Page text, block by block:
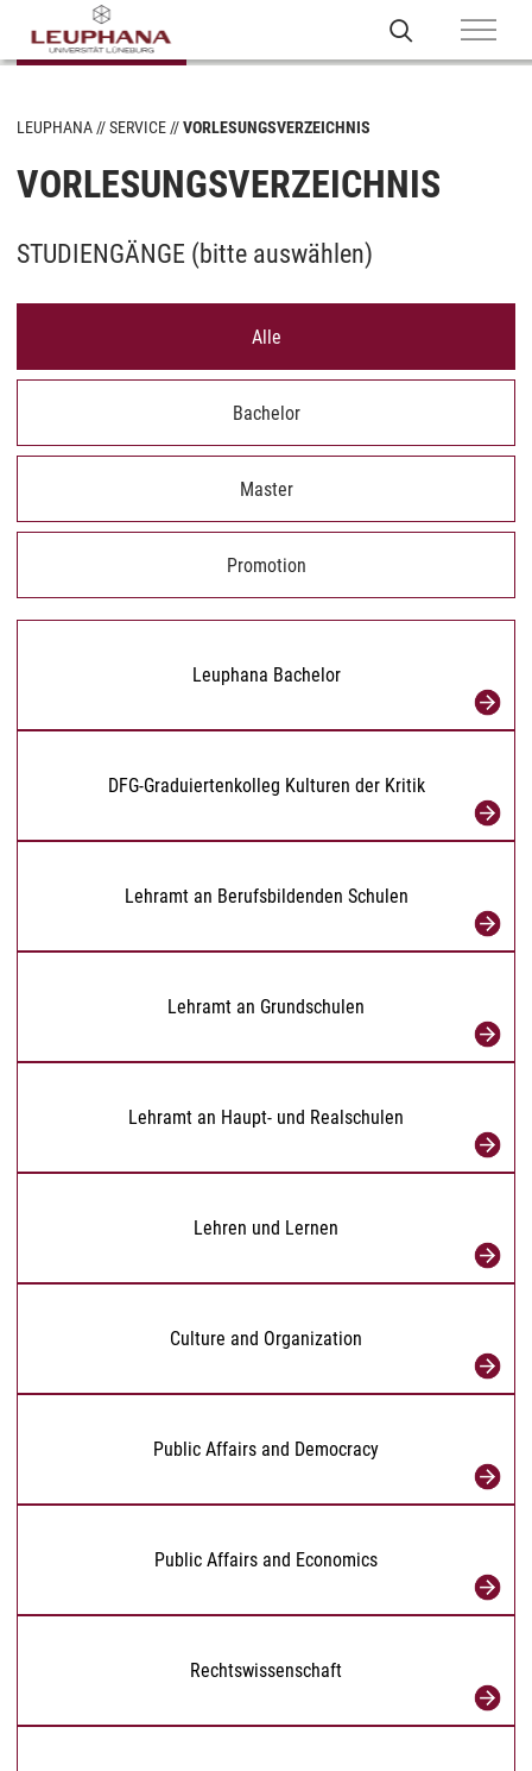
LEUPHANA SERVICE VORLESUNGSVERZEICHNIS
VORLESUNGSVERZEICHNIS
STUDIENGÄNGE (bitte auswählen)
Alle
Bachelor
Master
Promotion
Leuphana Bachelor
DFG-Graduiertenkolleg Kulturen der Kritik
Lehramt an Berufsbildenden Schulen
Lehramt an Grundschulen
Lehramt an Haupt- und Realschulen
Lehren und Lernen
Culture and Organization
Public Affairs and Democracy
Public Affairs and Economics
Rechtswissenschaft